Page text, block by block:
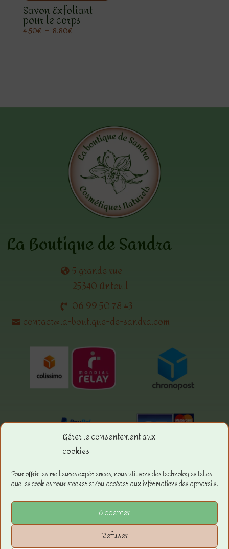
Gérer le consentement aux
cookies
Pour offrir les meilleures expériences, nous utilisons des technologies telles
que les cookies pour stocker et/ou accéder aux informations des appareils.
Accepter
Refuser
Savon Exfoliant
pour le corps
4.50€ – 8.80€Plage
La Boutique de Sandra
5 grande rue
25340 Anteuil
06 99 50 78 43
contact@la-boutique-de-sandra.com
Menu.
La boutique
Les Conditions Générales de ventes
Les Mentions Légales